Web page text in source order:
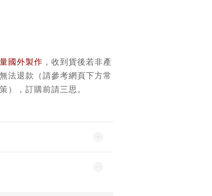
國外製作 ，收到貨後若非產
法退款（請參考網頁下方常
），訂購前請三思。